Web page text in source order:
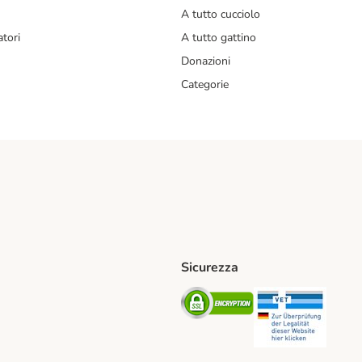
A tutto cucciolo
A tutto gattino
Donazioni
Categorie
Method
Shipping Method
Sicurezza
Security